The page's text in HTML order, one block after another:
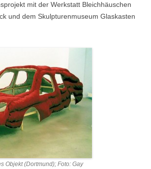
mit der Werkstatt Bleichhäuschen
und dem Skulpturenmuseum Glaskasten
Objekt (Dortmund); Foto: Gay